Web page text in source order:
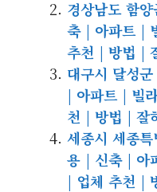
경상남도 함
축 | 아파트 |
추천 | 방법 |
대구시 달성
| 아파트 | 빌
천 | 방법 | 잘
세종시 세종
용 | 신축 | 아
| 업체 추천 |